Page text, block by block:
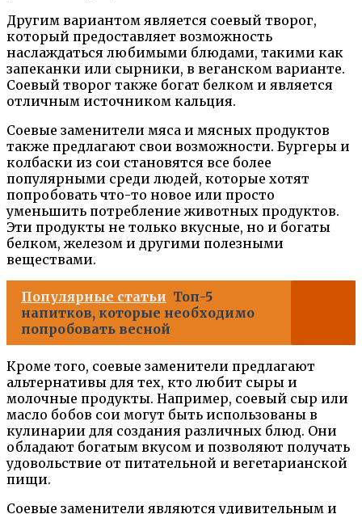
Другим вариантом является соевый творог,
который предоставляет возможность
наслаждаться любимыми блюдами, такими как
запеканки или сырники, в веганском варианте.
Соевый творог также богат белком и является
отличным источником кальция.
Соевые заменители мяса и мясных продуктов
также предлагают свои возможности. Бургеры и
колбаски из сои становятся все более
популярными среди людей, которые хотят
попробовать что-то новое или просто
уменьшить потребление животных продуктов.
Эти продукты не только вкусные, но и богаты
белком, железом и другими полезными
веществами.
Популярные статьи Топ-5
напитков, которые необходимо
попробовать весной
Кроме того, соевые заменители предлагают
альтернативы для тех, кто любит сыры и
молочные продукты. Например, соевый сыр или
масло бобов сои могут быть использованы в
кулинарии для создания различных блюд. Они
обладают богатым вкусом и позволяют получать
удовольствие от питательной и вегетарианской
пищи.
Соевые заменители являются удивительным и